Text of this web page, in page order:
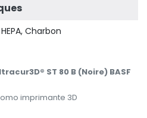
HEPA, Charbon
ST 80 B (Noire) BASF
imprimante 3D